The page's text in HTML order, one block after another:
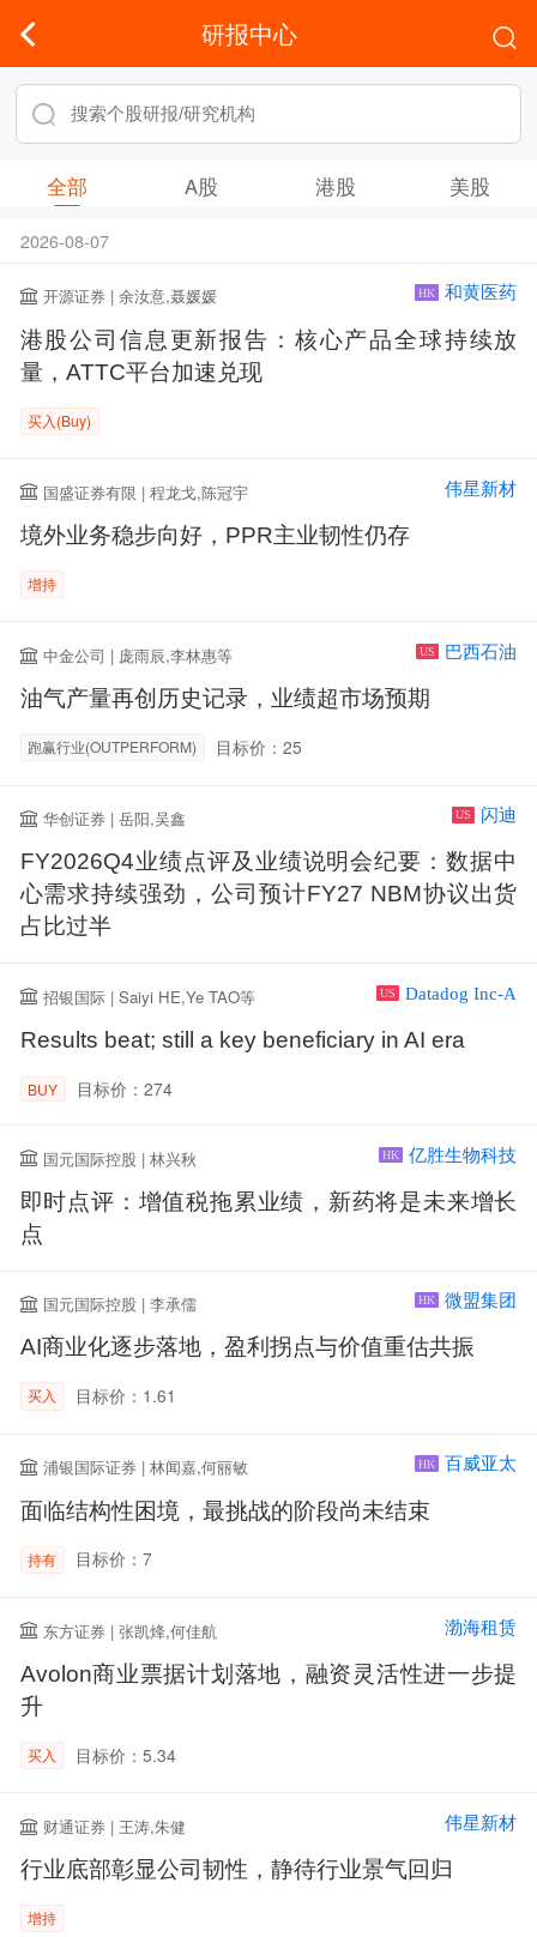
研报中心
全部 A股 港股 美股
2026-08-07
开源证券 | 余汝意,聂媛媛 HK 和黄医药
港股公司信息更新报告：核心产品全球持续放
量，ATTC平台加速兑现
买入(Buy)
国盛证券有限 | 程龙戈,陈冠宇 伟星新材
境外业务稳步向好，PPR主业韧性仍存
增持
中金公司 | 庞雨辰,李林惠等 US 巴西石油
油气产量再创历史记录，业绩超市场预期
跑赢行业(OUTPERFORM) 目标价：25
华创证券 | 岳阳,吴鑫 US 闪迪
FY2026Q4业绩点评及业绩说明会纪要：数据中
心需求持续强劲，公司预计FY27 NBM协议出货
占比过半
招银国际 | Saiyi HE,Ye TAO等 US Datadog Inc-A
Results beat; still a key beneficiary in AI era
BUY 目标价：274
国元国际控股 | 林兴秋 HK 亿胜生物科技
即时点评：增值税拖累业绩，新药将是未来增长
点
国元国际控股 | 李承儒 HK 微盟集团
AI商业化逐步落地，盈利拐点与价值重估共振
买入 目标价：1.61
浦银国际证券 | 林闻嘉,何丽敏 HK 百威亚太
面临结构性困境，最挑战的阶段尚未结束
持有 目标价：7
东方证券 | 张凯烽,何佳航 渤海租赁
Avolon商业票据计划落地，融资灵活性进一步提
升
买入 目标价：5.34
财通证券 | 王涛,朱健 伟星新材
行业底部彰显公司韧性，静待行业景气回归
增持